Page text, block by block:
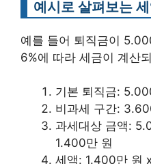
예시로 살펴보는
예를 들어 퇴직금이
6%에 따라 세금이 계산
기본 퇴직금:
비과세 구간:
과세대상 금액:
1.400만 원
세액: 1.400만 원